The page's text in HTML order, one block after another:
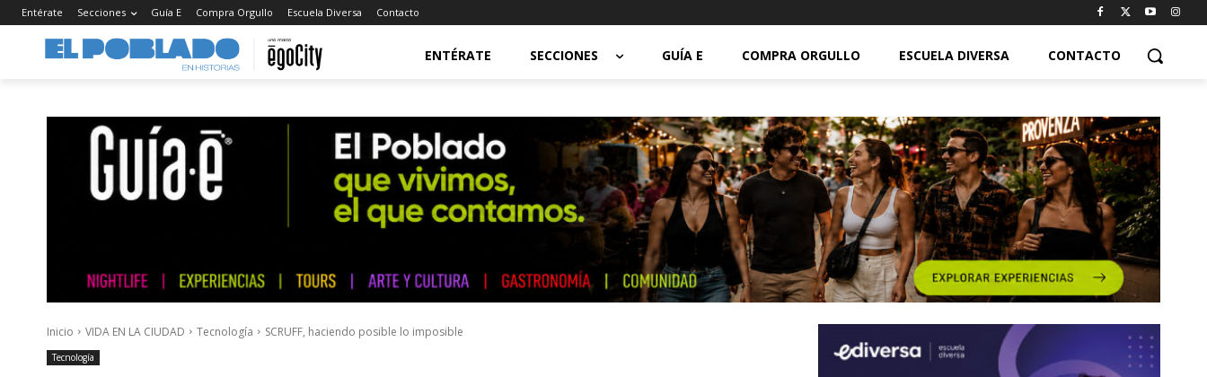
Entérate Secciones Guía E Compra Orgullo Escuela Diversa Contacto
ENTÉRATE SECCIONES GUÍA E COMPRA ORGULLO ESCUELA DIVERSA CONTACTO
Inicio VIDA EN LA CIUDAD Tecnología SCRUFF, haciendo posible lo imposible
Tecnología